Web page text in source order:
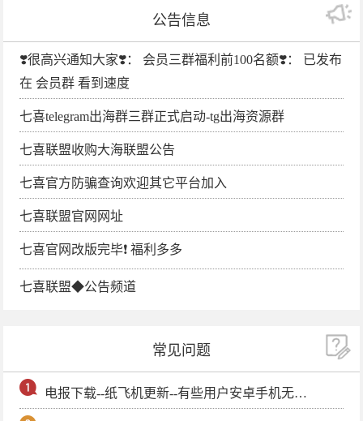
公告信息
❣️很高兴通知大家❣️： 会员三群福利前100名额❣️： 已发布
在 会员群 看到速度
七喜telegram出海群三群正式启动-tg出海资源群
七喜联盟收购大海联盟公告
七喜官方防骗查询欢迎其它平台加入
七喜联盟官网网址
七喜官网改版完毕❗️ 福利多多
七喜联盟◆公告频道
常见问题
电报下载--纸飞机更新--有些用户安卓手机无法更新电报软件